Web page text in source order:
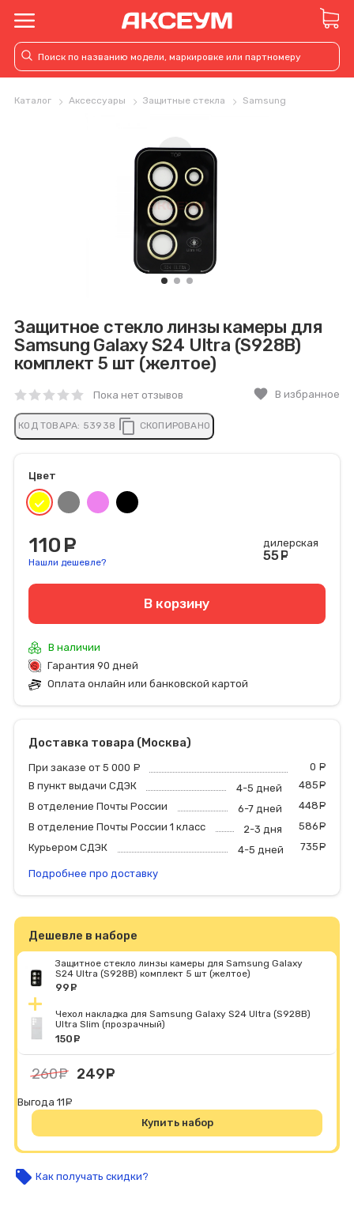
Каталог Аксессуары Защитные стекла Samsung
Защитное стекло линзы камеры для
Samsung Galaxy S24 Ultra (S928B)
комплект 5 шт (желтое)
Пока нет отзывов favorite В избранное
КОД ТОВАРА: 53938 content_copy СКОПИРОВАНО
Цвет
110
Нашли дешевле?
дилерская
55
В корзину
В наличии
Гарантия 90 дней
Оплата онлайн или банковской картой
Доставка товара (Москва)
При заказе от 5 000 0
В пункт выдачи СДЭК
4-5 дней 485
В отделение Почты России
6-7 дней 448
В отделение Почты России 1 класс
2-3 дня 586
Курьером СДЭК
4-5 дней 735
Подробнее про доставку
Дешевле в наборе
Защитное стекло линзы камеры для Samsung Galaxy
S24 Ultra (S928B) комплект 5 шт (желтое)
99
Чехол накладка для Samsung Galaxy S24 Ultra (S928B)
Ultra Slim (прозрачный)
150
260 руб.
249
Выгода 11
Купить набор
local_offer Как получать скидки?